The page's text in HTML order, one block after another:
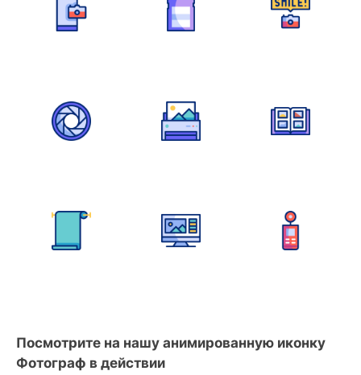
Посмотрите на нашу анимированную иконку
Фотограф в действии